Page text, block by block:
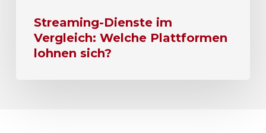
Streaming-Dienste im
Vergleich: Welche Plattformen
lohnen sich?